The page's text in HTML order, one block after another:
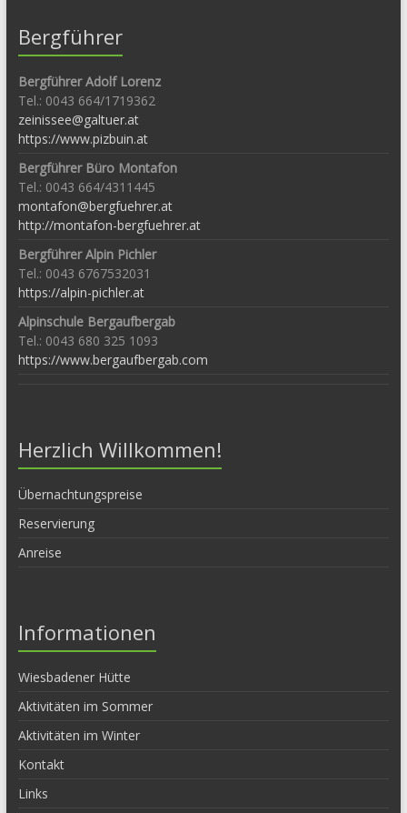
Bergführer
Bergführer Adolf Lorenz
Tel.: 0043 664/1719362
zeinissee@galtuer.at
https://www.pizbuin.at
Bergführer Büro Montafon
Tel.: 0043 664/4311445
montafon@bergfuehrer.at
http://montafon-bergfuehrer.at
Bergführer Alpin Pichler
Tel.: 0043 6767532031
https://alpin-pichler.at
Alpinschule Bergaufbergab
Tel.: 0043 680 325 1093
https://www.bergaufbergab.com
Herzlich Willkommen!
Übernachtungspreise
Reservierung
Anreise
Informationen
Wiesbadener Hütte
Aktivitäten im Sommer
Aktivitäten im Winter
Kontakt
Links